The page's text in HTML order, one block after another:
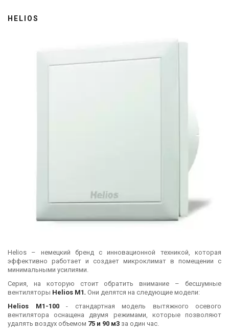
HELIOS
Helios – немецкий бренд с инновационной техникой, которая
эффективно работает и создает микроклимат в помещении с
минимальными усилиями.
Серия, на которую стоит обратить внимание – бесшумные
вентиляторы Helios М1. Они делятся на следующие модели:
Helios M1-100- стандартная модель вытяжного осевого
вентилятора оснащена двумя режимами, которые позволяют
удалять воздух объемом 75 и 90 м3 за один час.